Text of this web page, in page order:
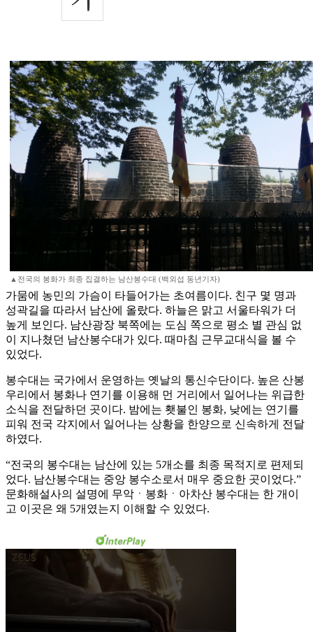
▲전국의 봉화가 최종 집결하는 남산봉수대 (백외섭 동년기자)
가뭄에 농민의 가슴이 타들어가는 초여름이다. 친구 몇 명과
성곽길을 따라서 남산에 올랐다. 하늘은 맑고 서울타워가 더
높게 보인다. 남산광장 북쪽에는 도심 쪽으로 평소 별 관심 없
이 지나쳤던 남산봉수대가 있다. 때마침 근무교대식을 볼 수
있었다.
봉수대는 국가에서 운영하는 옛날의 통신수단이다. 높은 산봉
우리에서 봉화나 연기를 이용해 먼 거리에서 일어나는 위급한
소식을 전달하던 곳이다. 밤에는 횃불인 봉화, 낮에는 연기를
피워 전국 각지에서 일어나는 상황을 한양으로 신속하게 전달
하였다.
“전국의 봉수대는 남산에 있는 5개소를 최종 목적지로 편제되
었다. 남산봉수대는 중앙 봉수소로서 매우 중요한 곳이었다.”
문화해설사의 설명에 무악ㆍ봉화ㆍ아차산 봉수대는 한 개이
고 이곳은 왜 5개였는지 이해할 수 있었다.